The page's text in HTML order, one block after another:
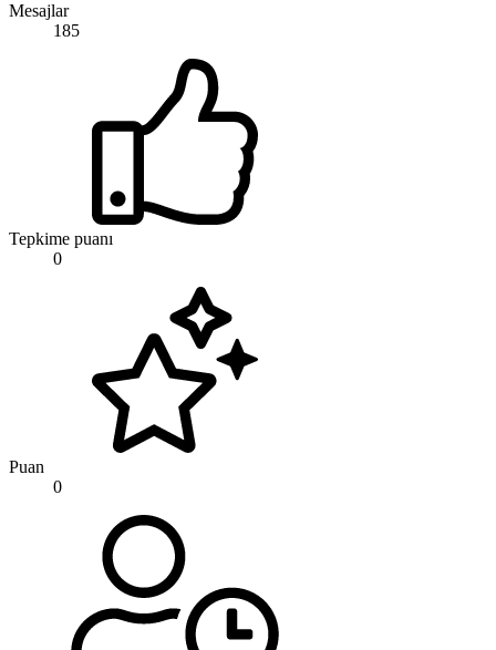
Mesajlar
185
Tepkime puanı
0
Puan
0